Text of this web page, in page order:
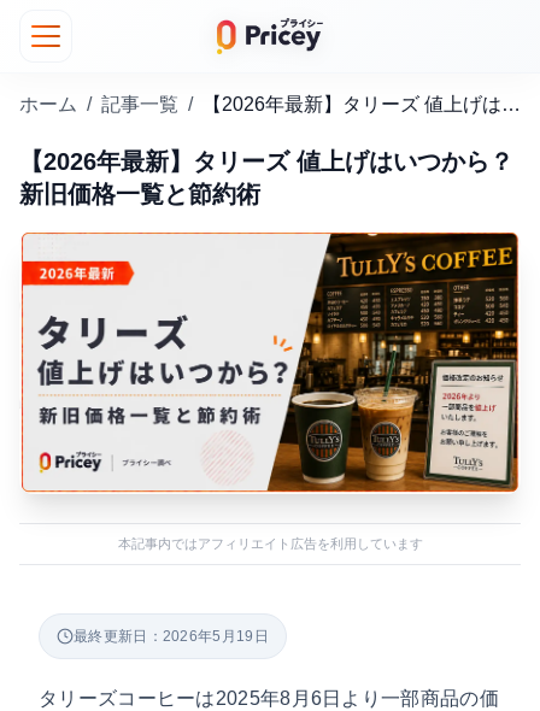
ホーム / 記事一覧 / 【2026年最新】タリーズ 値上げはいつから？新旧価格一覧と節約術
【2026年最新】タリーズ 値上げはいつから？
新旧価格一覧と節約術
本記事内ではアフィリエイト広告を利用しています
最終更新日：2026年5月19日
タリーズコーヒーは2025年8月6日より一部商品の価